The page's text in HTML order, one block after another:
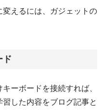
えるには、ガジェットの
ド
ーボードを接続すれば、
した内容をブログ記事と